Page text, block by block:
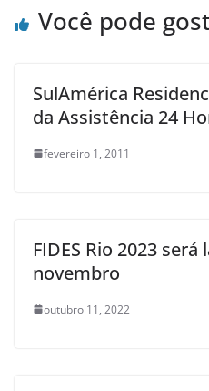
Você pode
SulAmérica
da Assistência 24
fevereiro 1, 2011
FIDES Rio 2023 será
novembro
outubro 11, 2022